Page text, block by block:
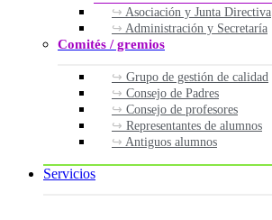
Asociación y Junta Directiva
Administración y Secretaría
Comités / gremios
Grupo de gestión de calidad
Consejo de Padres
Consejo de profesores
Representantes de alumnos
Antiguos alumnos
Servicios